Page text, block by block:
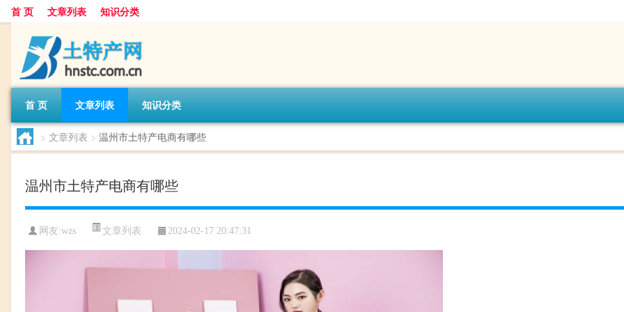
首 页 文章列表 知识分类
首 页 文章列表 知识分类
> 文章列表 > 温州市土特产电商有哪些
温州市土特产电商有哪些
网友:wzs 文章列表 2024-02-17 20:47:31